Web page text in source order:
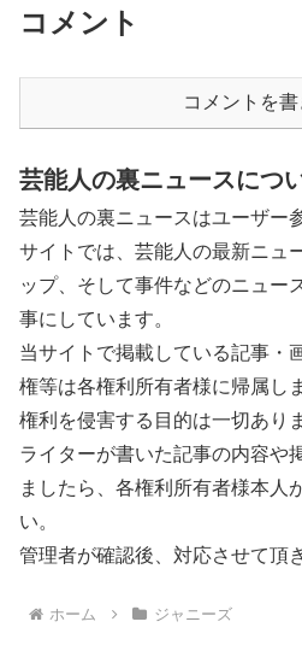
コメント
コメントを
芸能人の裏ニュースにつ
芸能人の裏ニュースはユーザー
サイトでは、芸能人の最新ニュ
ップ、そして事件などのニュー
事にしています。
当サイトで掲載している記事・
権等は各権利所有者様に帰属し
権利を侵害する目的は一切あり
ライターが書いた記事の内容や
ましたら、各権利所有者様本人
い。
管理者が確認後、対応させて頂
ホーム ジャニーズ